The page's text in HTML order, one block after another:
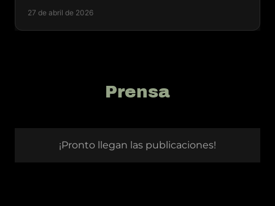
Prensa
¡Pronto llegan las publicaciones!